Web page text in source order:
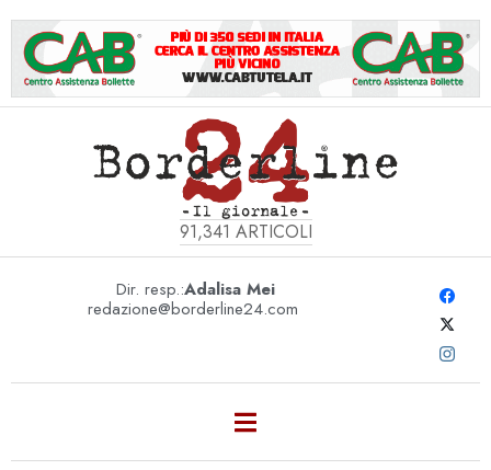
91,341 ARTICOLI
Dir. resp.:Adalisa Mei
redazione@borderline24.com